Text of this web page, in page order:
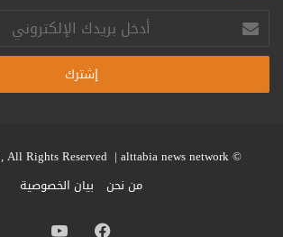
أدخل
بريدك
الإلكتروني
© Copyright 2026, All Rights Reserved |
alttabia news network
من نحن
بيان الخصوصية
فيسبوك